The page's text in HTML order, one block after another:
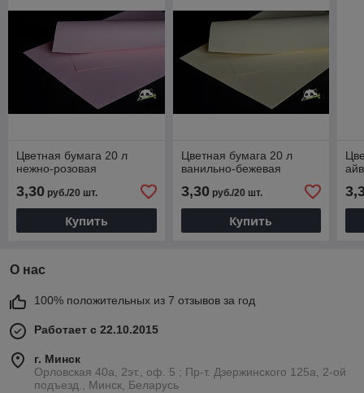
Цветная бумага 20 л
нежно-розовая
3,30 руб./20 шт.
Купить
Цветная бумага 20 л
ванильно-бежевая
3,30руб./20 шт.
Купить
О нас
100% положительных из 7 отзывов за год
Работает с 22.10.2015
г. Минск
Орловская 40а, 2эт., оф. 5 ; Пр-т. Дзержинского 125а, 2-ой
подъезд., Минск, Беларусь